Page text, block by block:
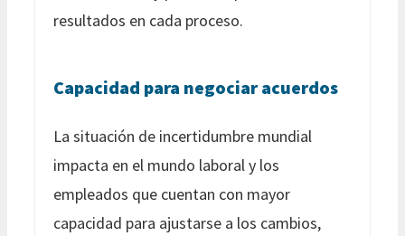
resultados en cada proceso.
Capacidad para negociar acuerdos
La situación de incertidumbre mundial
impacta en el mundo laboral y los
empleados que cuentan con mayor
capacidad para ajustarse a los cambios,